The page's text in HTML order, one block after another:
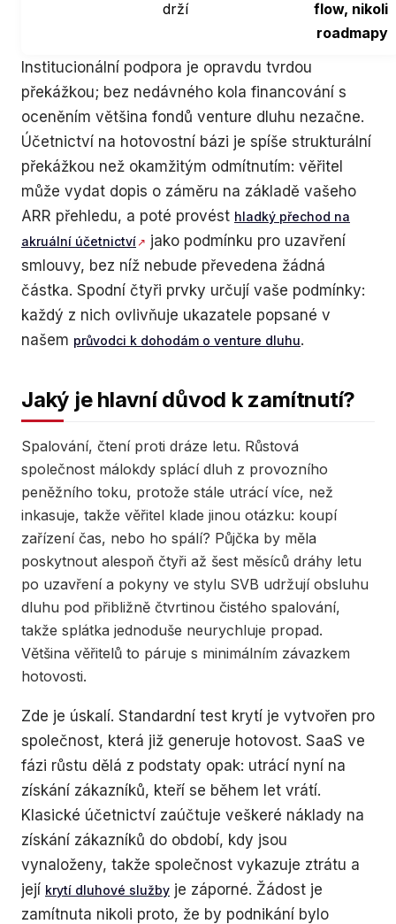
drží
flow, nikoli
roadmapy
Institucionální podpora je opravdu tvrdou
překážkou; bez nedávného kola financování s
oceněním většina fondů venture dluhu nezačne.
Účetnictví na hotovostní bázi je spíše strukturální
překážkou než okamžitým odmítnutím: věřitel
může vydat dopis o záměru na základě vašeho
ARR přehledu, a poté provést hladký přechod na
akruální účetnictví
jako podmínku pro uzavření
smlouvy, bez níž nebude převedena žádná
částka. Spodní čtyři prvky určují vaše podmínky:
každý z nich ovlivňuje ukazatele popsané v
našem průvodci k dohodám o venture dluhu.
Jaký je hlavní důvod k zamítnutí?
Spalování, čtení proti dráze letu. Růstová
společnost málokdy splácí dluh z provozního
peněžního toku, protože stále utrácí více, než
inkasuje, takže věřitel klade jinou otázku: koupí
zařízení čas, nebo ho spálí? Půjčka by měla
poskytnout alespoň čtyři až šest měsíců dráhy letu
po uzavření a pokyny ve stylu SVB udržují obsluhu
dluhu pod přibližně čtvrtinou čistého spalování,
takže splátka jednoduše neurychluje propad.
Většina věřitelů to páruje s minimálním závazkem
hotovosti.
Zde je úskalí. Standardní test krytí je vytvořen pro
společnost, která již generuje hotovost. SaaS ve
fázi růstu dělá z podstaty opak: utrácí nyní na
získání zákazníků, kteří se během let vrátí.
Klasické účetnictví zaúčtuje veškeré náklady na
získání zákazníků do období, kdy jsou
vynaloženy, takže společnost vykazuje ztrátu a
její krytí dluhové služby je záporné. Žádost je
zamítnuta nikoli proto, že by podnikání bylo